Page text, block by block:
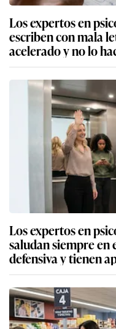
Los expertos en
escriben con mala
acelerado y no lo
Los expertos en
saludan siempre en
defensiva y tienen